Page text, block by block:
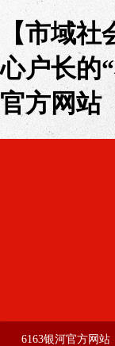
【市域
心户长的
官方网站
6163银河官方网站